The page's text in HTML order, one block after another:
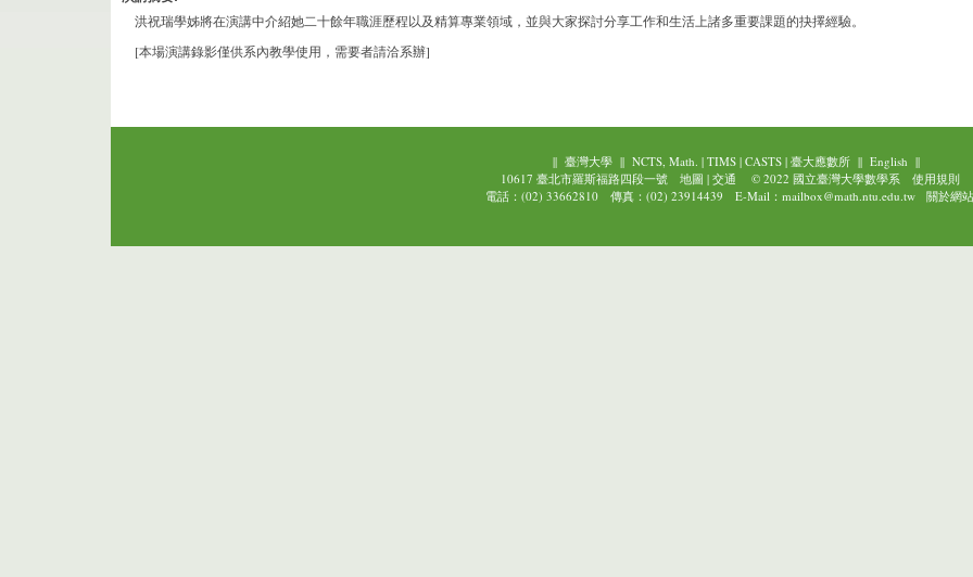
洪祝瑞學姊將在演講中介紹她二十餘年職涯歷程以及精算專業領域，並與大家探討分享工作和生活上諸多重要課題的抉擇經驗。
[本場演講錄影僅供系內教學使用，需要者請洽系辦]
|| 臺灣大學|| NCTS, Math. | TIMS| CASTS| 臺大應數所|| English ||
10617 臺北市羅斯福路四段一號 地圖 | 交通 © 2022 國立臺灣大學數學系 使用規則
電話：(02) 33662810 傳真：(02) 23914439 E-Mail：mailbox@math.ntu.edu.tw 關於網站